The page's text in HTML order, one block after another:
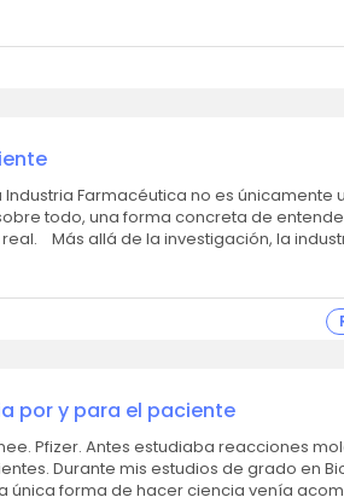
todo, una forma concreta de
conocimiento se transforma en impacto real. Más allá de la
por y para el paciente
ahora
Durante mis estudios de grado en
única forma de hacer ciencia venía